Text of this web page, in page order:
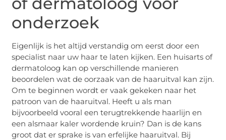
onderzoek
Eigenlijk is het altijd verstandig om eerst door een
specialist naar uw haar te laten kijken. Een huisarts of
dermatoloog kan op verschillende manieren
beoordelen wat de oorzaak van de haaruitval kan zijn.
Om te beginnen wordt er vaak gekeken naar het
patroon van de haaruitval. Heeft u als man
bijvoorbeeld vooral een terugtrekkende haarlijn en
een alsmaar kaler wordende kruin? Dan is de kans
groot dat er sprake is van erfelijke haaruitval. Bij